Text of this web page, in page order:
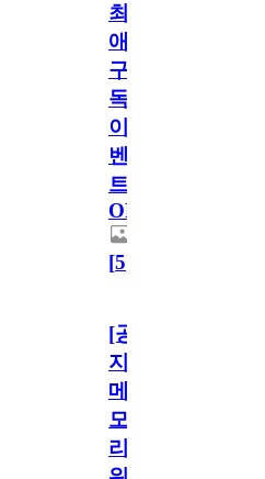
최
애
구
독
이
벤
트
OPEN!
[5]
[공
지]
메
모
리